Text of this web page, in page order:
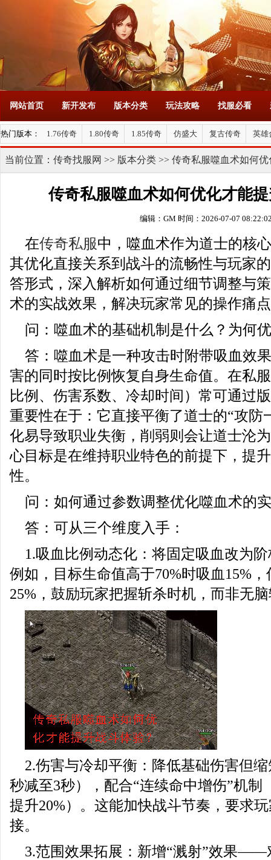
网站首页 新开发布 版本分类 玩法攻略 找服必看
热门版本： 1.76传奇 1.80传奇 1.85传奇 仿盛大 复古传奇 英雄
当前位置： 传奇找服网 >> 版本分类 >> 传奇私服噬血术如何
传奇私服噬血术如何优化才能
编辑：GM 时间：2026-07-07
在传奇私服中，噬血术作为道士的核
其优化直接关系到战斗的流畅性与玩家
答形式，深入解析如何通过细节调整与
术的实战效果，解决玩家常见的操作痛
问：噬血术的基础机制是什么？为何
答：噬血术是一种攻击时附带吸血效
害的同时按比例恢复自身生命值。在私
比例、伤害系数、冷却时间）常可通过
重要性在于：它直接平衡了道士的“攻
化易导致职业失衡，削弱则会让道士沦
心目标是在维持职业特色的前提下，提
性。
问：如何通过参数调整优化噬血术的
答：可从三个维度入手：
1.吸血比例动态化：将固定吸血改为
例如，目标生命值高于70%时吸血15%
25%，鼓励玩家把握斩杀时机，而非无
2.伤害与冷却平衡：降低基础伤害但
秒减至3秒），配合“连续命中增伤”机制
提升20%）。这能加快战斗节奏，要求
接。
3.范围效果拓展：新增“溅射”效果——